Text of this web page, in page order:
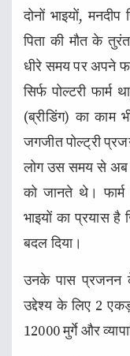
दोनों भाइयों,
पिता की मौत के
धीरे समय पर अपने
सिर्फ पोल्टरी
(ब्रीडिंग) का काम
जगजीत पोल्ट्री
लोग उस समय से अब
को जानते थे। फार्म
भाइयों का प्रयास है
बदल दिया।
उनके पास प्रजनन
उद्देश्य के लिए 2
12000 मुर्गे और